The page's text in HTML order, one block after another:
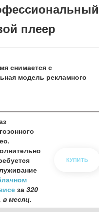
плеер
снимается с
модель рекламного
за 320
в месяц.
КУПИТЬ